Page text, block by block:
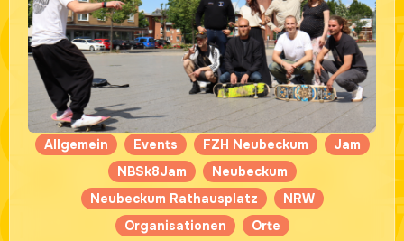
Allgemein Events FZH Neubeckum
Jam
NBSk8Jam
Neubeckum
Neubeckum Rathausplatz
NRW
Organisationen
Orte